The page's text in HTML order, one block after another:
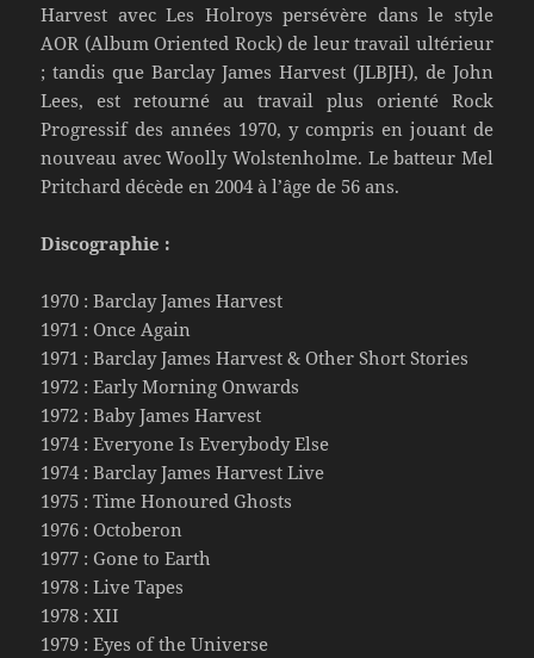
Harvest avec Les Holroys persévère dans le style
AOR (Album Oriented Rock) de leur travail ultérieur
; tandis que Barclay James Harvest (JLBJH), de John
Lees, est retourné au travail plus orienté Rock
Progressif des années 1970, y compris en jouant de
nouveau avec Woolly Wolstenholme. Le batteur Mel
Pritchard décède en 2004 à l’âge de 56 ans.
Discographie :
1970 : Barclay James Harvest
1971 : Once Again
1971 : Barclay James Harvest & Other Short Stories
1972 : Early Morning Onwards
1972 : Baby James Harvest
1974 : Everyone Is Everybody Else
1974 : Barclay James Harvest Live
1975 : Time Honoured Ghosts
1976 : Octoberon
1977 : Gone to Earth
1978 : Live Tapes
1978 : XII
1979 : Eyes of the Universe